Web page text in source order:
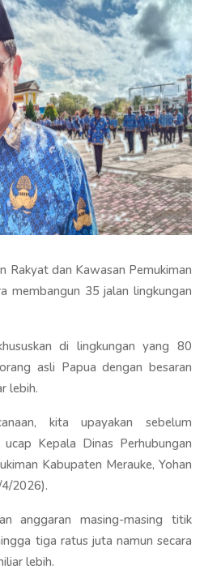
Rakyat dan Kawasan Pemukiman
membangun 35 jalan lingkungan
di lingkungan yang 80
asli Papua dengan besaran
lebih.
kita upayakan sebelum
Kepala Dinas Perhubungan
Kabupaten Merauke, Yohan
2026).
anggaran masing-masing titik
tiga ratus juta namun secara
lebih.